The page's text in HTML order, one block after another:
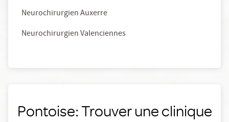
Neurochirurgien Auxerre
Neurochirurgien Valenciennes
Pontoise: Trouver une clinique